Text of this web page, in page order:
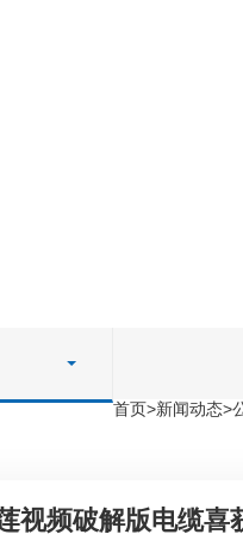
首页>新闻动态>
视频破解版电缆喜